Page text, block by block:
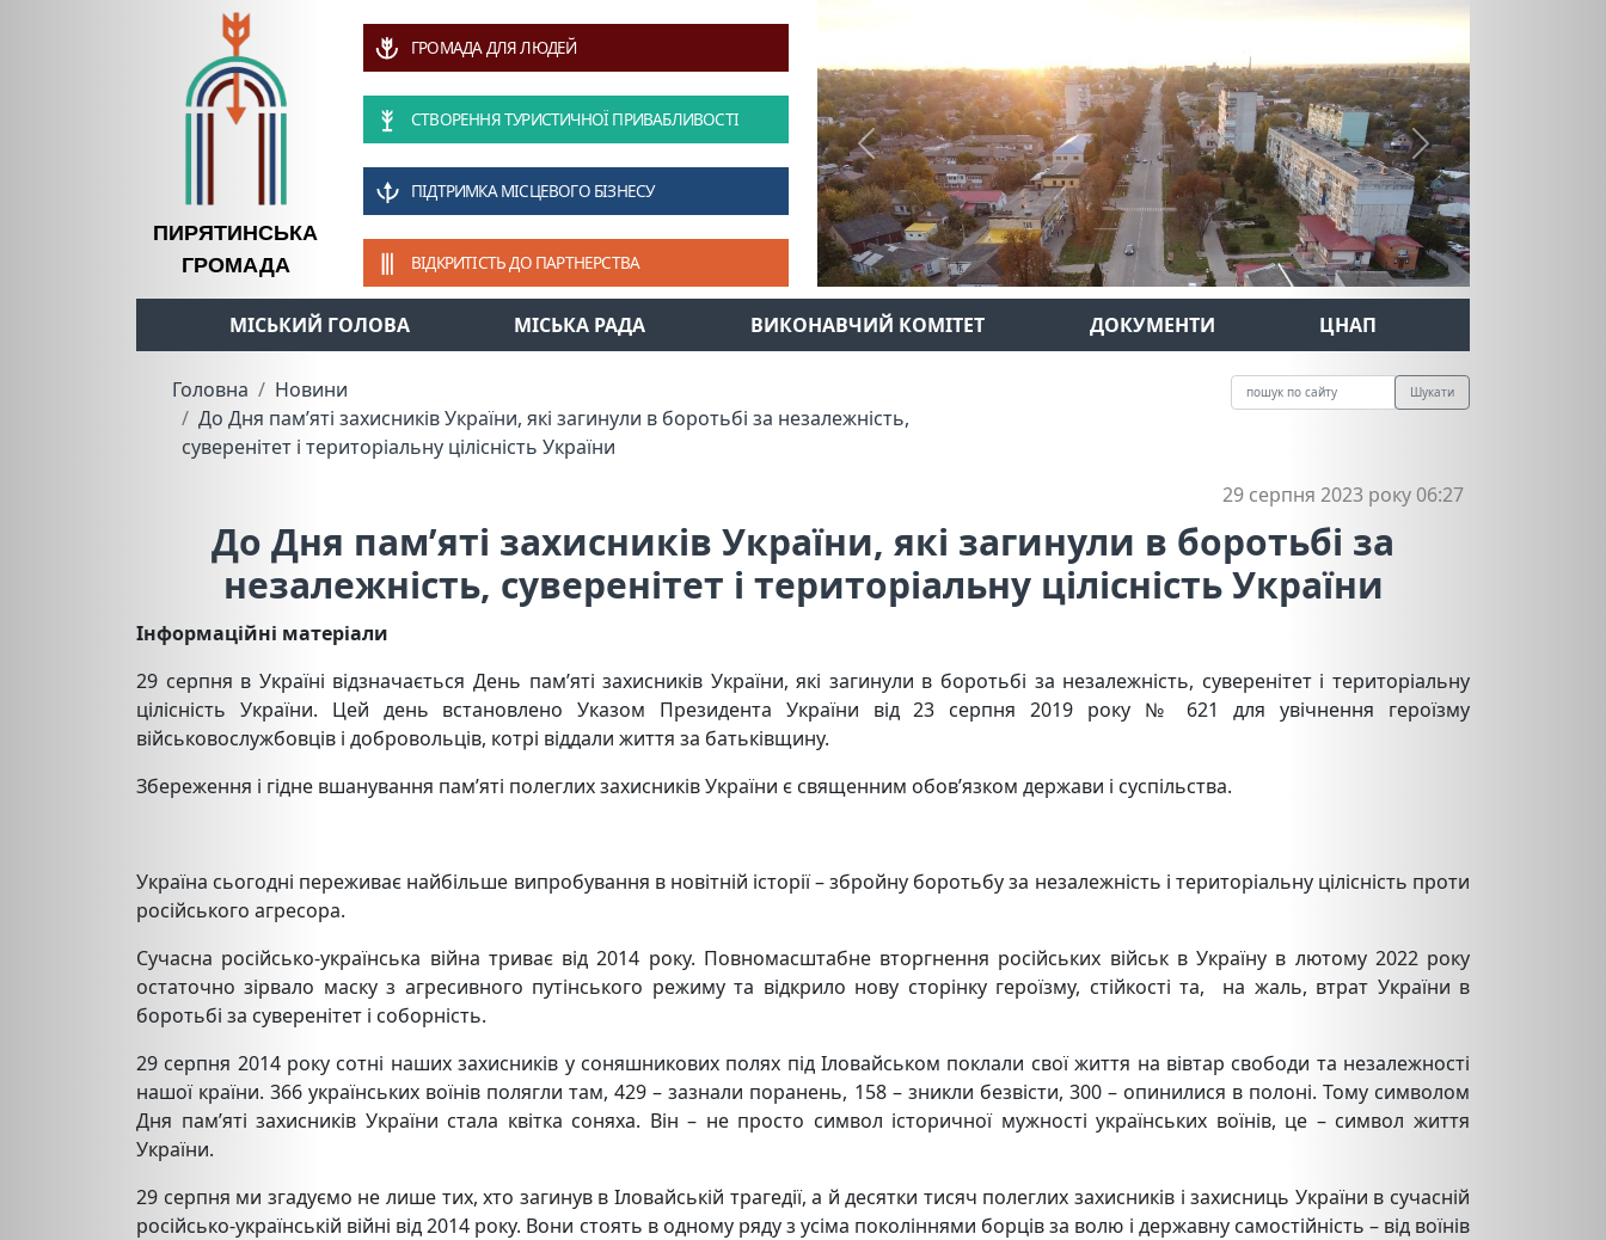
ПИРЯТИНСЬКА
ГРОМАДА
ГРОМАДА ДЛЯ ЛЮДЕЙ
СТВОРЕННЯ ТУРИСТИЧНОЇ ПРИВАБЛИВОСТІ
ПІДТРИМКА МІСЦЕВОГО БІЗНЕСУ
ВІДКРИТІСТЬ ДО ПАРТНЕРСТВА
Previous Next
МІСЬКИЙ ГОЛОВА МІСЬКА РАДА ВИКОНАВЧИЙ КОМІТЕТ ДОКУМЕНТИ ЦНАП
Головна
Новини
До Дня пам’яті захисників України, які загинули в боротьбі за незалежність,
суверенітет і територіальну цілісність України
Шукати
29 серпня 2023 року 06:27
До Дня пам’яті захисників України, які загинули в боротьбі за
незалежність, суверенітет і територіальну цілісність України
Інформаційні матеріали
29 серпня в Україні відзначається День пам’яті захисників України, які загинули в боротьбі за незалежність, суверенітет і територіальну
цілісність України. Цей день встановлено Указом Президента України від 23 серпня 2019 року № 621 для увічнення героїзму
військовослужбовців і добровольців, котрі віддали життя за батьківщину.
Збереження і гідне вшанування пам’яті полеглих захисників України є священним обов’язком держави і суспільства.
Україна сьогодні переживає найбільше випробування в новітній історії – збройну боротьбу за незалежність і територіальну цілісність проти
російського агресора.
Сучасна російсько-українська війна триває від 2014 року. Повномасштабне вторгнення російських військ в Україну в лютому 2022 року
остаточно зірвало маску з агресивного путінського режиму та відкрило нову сторінку героїзму, стійкості та, на жаль, втрат України в
боротьбі за суверенітет і соборність.
29 серпня 2014 року сотні наших захисників у соняшникових полях підІловайськом поклали свої життя на вівтар свободи та незалежності
нашої країни. 366 українських воїнів полягли там, 429 – зазнали поранень, 158 – зникли безвісти, 300 – опинилися в полоні. Тому символом
Дня пам’яті захисників України стала квітка соняха. Він – не просто символ історичної мужності українських воїнів, це – символ життя
України.
29 серпня ми згадуємо не лише тих, хто загинув в Іловайській трагедії, а й десятки тисяч полеглих захисників і захисниць України в сучасній
російсько-українській війні від 2014 року. Вони стоять в одному ряду з усіма поколіннями борців за волю і державну самостійність – від воїнів